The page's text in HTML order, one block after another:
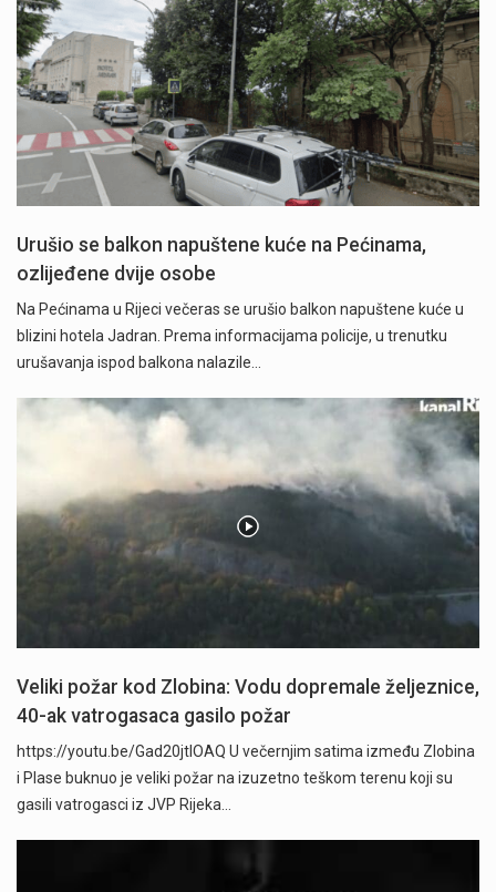
Urušio se balkon napuštene kuće na Pećinama,
ozlijeđene dvije osobe
Na Pećinama u Rijeci večeras se urušio balkon napuštene kuće u
blizini hotela Jadran. Prema informacijama policije, u trenutku
urušavanja ispod balkona nalazile…
Veliki požar kod Zlobina: Vodu dopremale željeznice,
40-ak vatrogasaca gasilo požar
https://youtu.be/Gad20jtIOAQ U večernjim satima između Zlobina
i Plase buknuo je veliki požar na izuzetno teškom terenu koji su
gasili vatrogasci iz JVP Rijeka…